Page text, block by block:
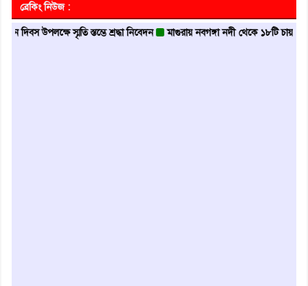
ব্রেকিং নিউজ :
উপলক্ষে স্মৃতি স্তম্ভে শ্রদ্ধা নিবেদন মাগুরায় নবগঙ্গা নদী থেকে ১৮টি চায়না